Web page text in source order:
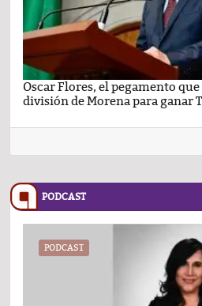
Oscar Flores, el pegamento
división de Morena para ganar
PODCAST
PODCAST